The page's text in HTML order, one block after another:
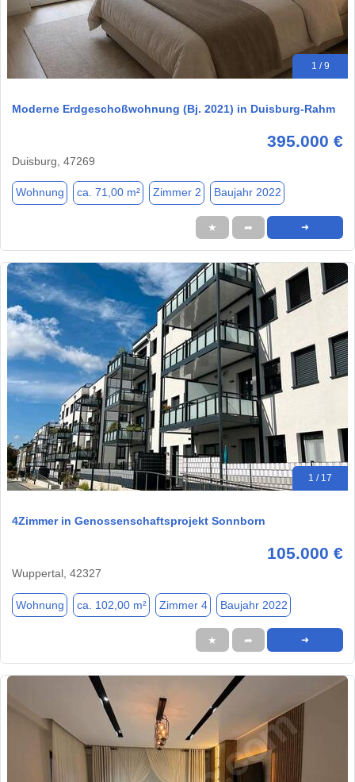
1 / 9
Moderne Erdgeschoßwohnung (Bj. 2021) in Duisburg-Rahm
395.000 €
Duisburg, 47269
Wohnung ca. 71,00 m² Zimmer 2 Baujahr 2022
★ ➦ ➜
1 / 17
4Zimmer in Genossenschaftsprojekt Sonnborn
105.000 €
Wuppertal, 42327
Wohnung ca. 102,00 m² Zimmer 4 Baujahr 2022
★ ➦ ➜